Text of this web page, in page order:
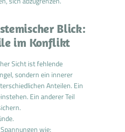
Blick:
im Konflikt
Sicht ist fehlende
sondern ein innerer
Anteilen. Ein
Ein anderer Teil
wie: